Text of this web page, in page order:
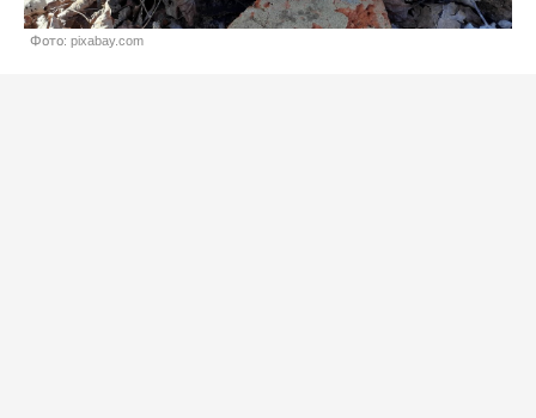
Фото: pixabay.com